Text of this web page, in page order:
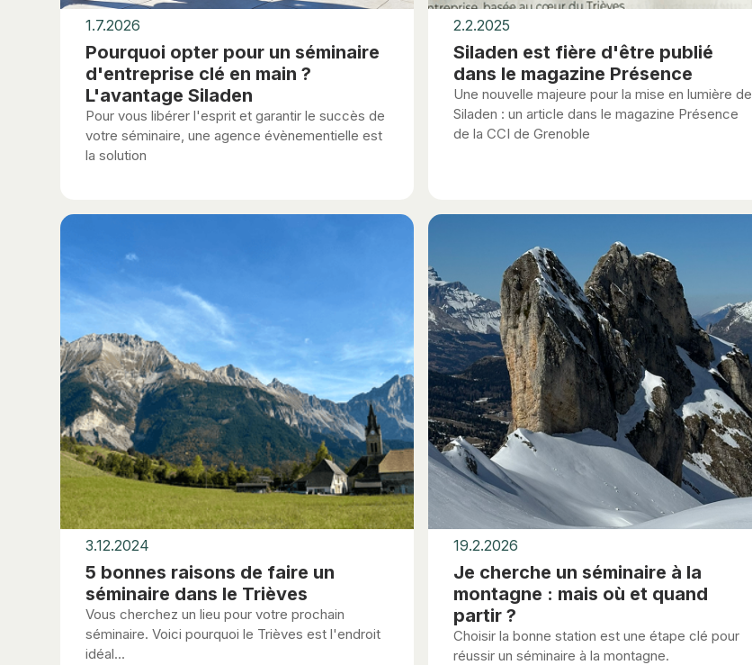
1.7.2026
Pourquoi opter pour un séminaire
d'entreprise clé en main ?
L'avantage Siladen
Pour vous libérer l'esprit et garantir le succès de
votre séminaire, une agence évènementielle est
la solution
2.2.2025
Siladen est fière d'être publié
dans le magazine Présence
Une nouvelle majeure pour la mise en lumière de
Siladen : un article dans le magazine Présence
de la CCI de Grenoble
3.12.2024
5 bonnes raisons de faire un
séminaire dans le Trièves
Vous cherchez un lieu pour votre prochain
séminaire. Voici pourquoi le Trièves est l'endroit
idéal...
19.2.2026
Je cherche un séminaire à la
montagne : mais où et quand
partir ?
Choisir la bonne station est une étape clé pour
réussir un séminaire à la montagne.